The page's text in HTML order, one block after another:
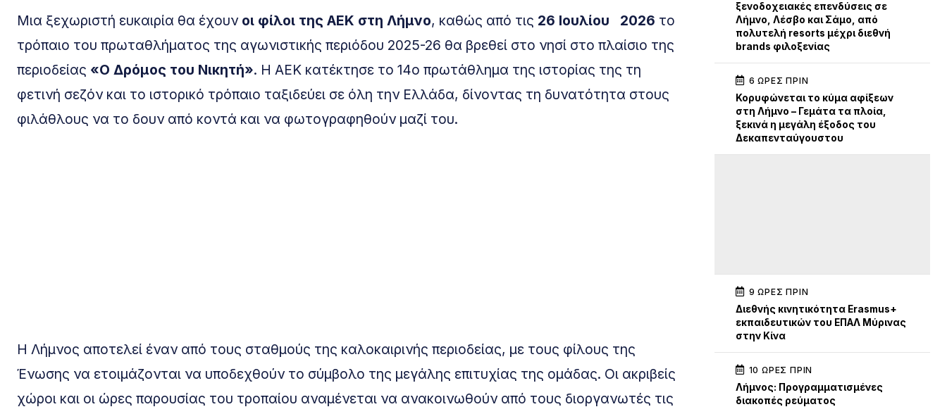
Μια ξεχωριστή ευκαιρία θα έχουν οι φίλοι της ΑΕΚ στη Λήμνο, καθώς από τις 26 Ιουλίου 2026 το
τρόπαιο του πρωταθλήματος της αγωνιστικής περιόδου 2025-26 θα βρεθεί στο νησί στο πλαίσιο της
περιοδείας «Ο Δρόμος του Νικητή». Η ΑΕΚ κατέκτησε το 14ο πρωτάθλημα της ιστορίας της τη
φετινή σεζόν και το ιστορικό τρόπαιο ταξιδεύει σε όλη την Ελλάδα, δίνοντας τη δυνατότητα στους
φιλάθλους να το δουν από κοντά και να φωτογραφηθούν μαζί του.
Η Λήμνος αποτελεί έναν από τους σταθμούς της καλοκαιρινής περιοδείας, με τους φίλους της
Ένωσης να ετοιμάζονται να υποδεχθούν το σύμβολο της μεγάλης επιτυχίας της ομάδας. Οι ακριβείς
χώροι και οι ώρες παρουσίας του τροπαίου αναμένεται να ανακοινωθούν από τους διοργανωτές τις
ξενοδοχειακές επενδύσεις σε
Λήμνο, Λέσβο και Σάμο, από
πολυτελή resorts μέχρι διεθνή
brands φιλοξενίας
6 ΏΡΕΣ ΠΡΙΝ
Κορυφώνεται το κύμα αφίξεων
στη Λήμνο – Γεμάτα τα πλοία,
ξεκινά η μεγάλη έξοδος του
Δεκαπενταύγουστου
9 ΏΡΕΣ ΠΡΙΝ
Διεθνής κινητικότητα Erasmus+
εκπαιδευτικών του ΕΠΑΛ Μύρινας
στην Κίνα
10 ΏΡΕΣ ΠΡΙΝ
Λήμνος: Προγραμματισμένες
διακοπές ρεύματος